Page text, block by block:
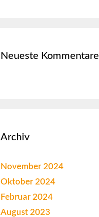
Neueste Kommentare
Archiv
November 2024
Oktober 2024
Februar 2024
August 2023